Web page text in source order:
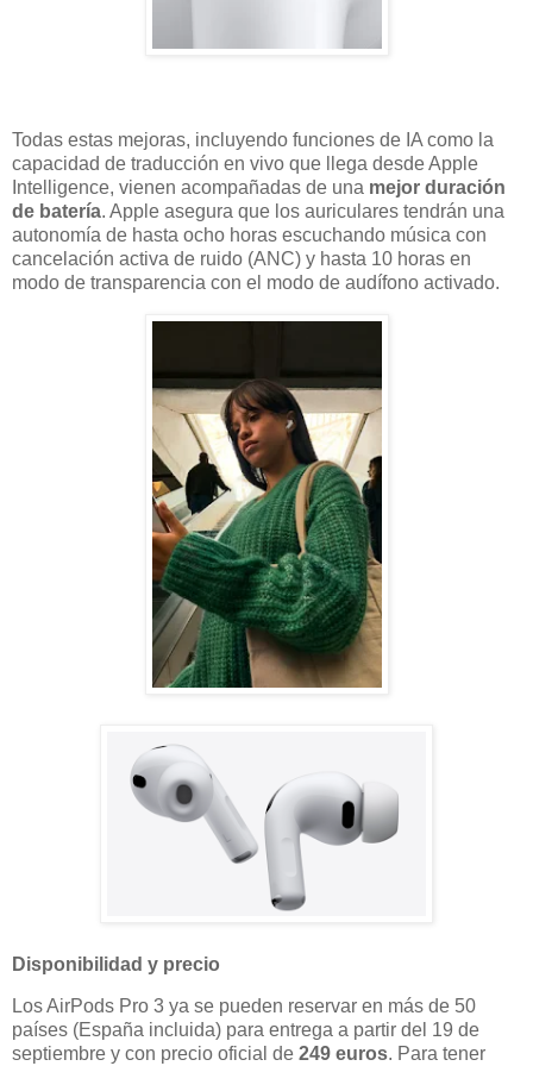
Todas estas mejoras, incluyendo funciones de IA como la
capacidad de traducción en vivo que llega desde Apple
Intelligence, vienen acompañadas de una mejor duración
de batería. Apple asegura que los auriculares tendrán una
autonomía de hasta ocho horas escuchando música con
cancelación activa de ruido (ANC) y hasta 10 horas en
modo de transparencia con el modo de audífono activado.
Disponibilidad y precio
Los AirPods Pro 3 ya se pueden reservar en más de 50
países (España incluida) para entrega a partir del 19 de
septiembre y con precio oficial de 249 euros. Para tener